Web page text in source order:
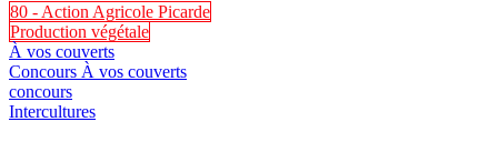
80 - Action Agricole Picarde
Production végétale
À vos couverts
Concours À vos couverts
concours
Intercultures